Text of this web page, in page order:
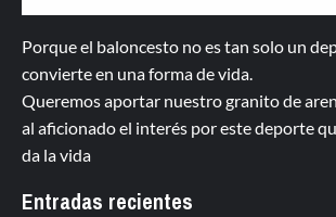
Porque el baloncesto no es tan solo un
convierte en una forma de vida.
Queremos aportar nuestro granito de
al aficionado el interés por este deporte
da la vida
Entradas recientes